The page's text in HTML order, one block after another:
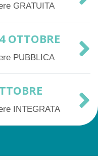
GRATUITA
OTTOBRE
PUBBLICA
INTEGRATA